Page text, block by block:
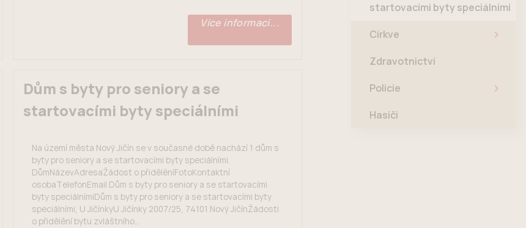
Více informací...
Dům s byty pro seniory a se
startovacími byty speciálními
Na území města Nový Jičín se v současné době nachází 1 dům s
byty pro seniory a se startovacími byty speciálními.
DůmNázevAdresaŽádost o přidělěníFotoKontaktní
osobaTelefonEmail Dům s byty pro seniory a se startovacími
byty speciálnímiDům s byty pro seniory a se startovacími byty
speciálními, U JičínkyU Jičínky 2007/25, 74101 Nový JičínŽádosti
o přidělění bytu zvláštního...
startovacími byty speciálními
Církve
Zdravotnictví
Policie
Hasiči